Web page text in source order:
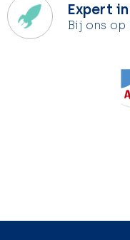
Expert
Bij ons op